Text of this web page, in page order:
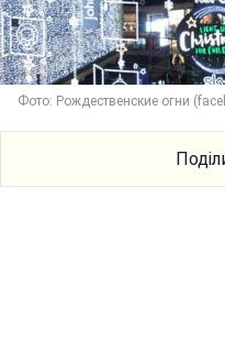
Фото: Рождественские огни